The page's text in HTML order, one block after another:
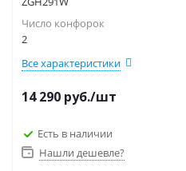
Число конфорок
2
Все характеристики
14 290 руб./шт
Есть в наличии
Нашли дешевле?